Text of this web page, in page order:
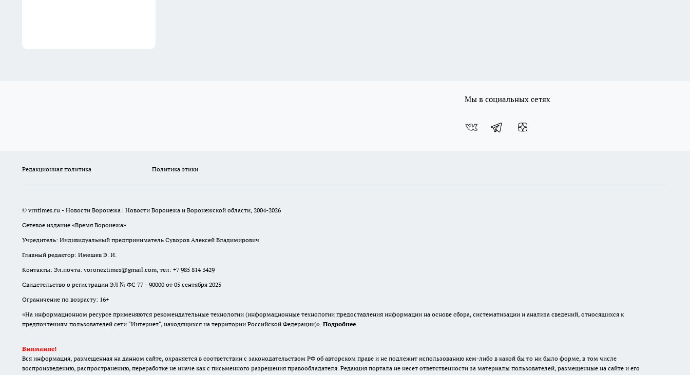
Мы в социальных сетях
Редакционная политика Политика этики
© vrntimes.ru - Новости Воронежа | Новости Воронежа и Воронежской области, 2004-2026
Сетевое издание «Время Воронежа»
Учредитель: Индивидуальный предприниматель Суворов Алексей Владимирович
Главный редактор: Имешев Э. И.
Контакты: Эл.почта: voroneztimes@gmail.com, тел: +7 985 814 3429
Свидетельство о регистрации ЭЛ № ФС 77 - 90000 от 05 сентября 2025
Ограничение по возрасту: 16+
«На информационном ресурсе применяются рекомендательные технологии (информационные технологии предоставления информации на основе сбора, систематизации и анализа сведений, относящихся к
предпочтениям пользователей сети "Интернет", находящихся на территории Российской Федерации)». Подробнее
Внимание!
Вся информация, размещенная на данном сайте, охраняется в соответствии с законодательством РФ об авторском праве и не подлежит использованию кем-либо в какой бы то ни было форме, в том числе
воспроизведению, распространению, переработке не иначе как с письменного разрешения правообладателя. Редакция портала не несет ответственности за материалы пользователей, размещенные на сайте и его